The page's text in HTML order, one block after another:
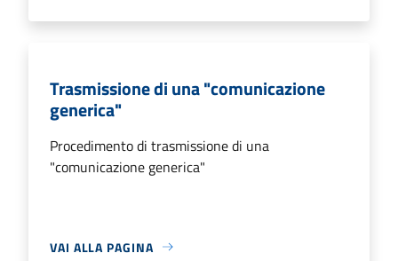
Trasmissione di una "comunicazione
generica"
Procedimento di trasmissione di una
"comunicazione generica"
VAI ALLA PAGINA